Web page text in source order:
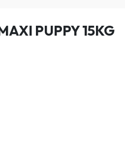
PUPPY 15KG